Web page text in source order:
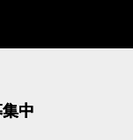
中